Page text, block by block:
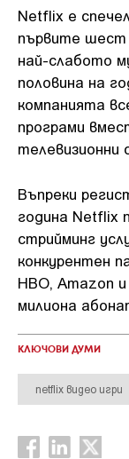
Netflix е
първите шест
най-слабото
половина на
компанията
програми
телевизионни
Въпреки
година Netflix
стрийминг
конкурентен
HBO, Amazon
милиона
КЛЮЧОВИ ДУМИ
netflix видео игри